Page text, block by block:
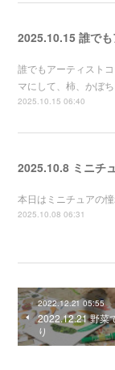
2025.10.15 誰で
誰でもアーティスト
マにして、柿、かぼ
2025.10.15 06:40
2025.10.8 ミニチ
本日はミニチュアの
2025.10.08 06:31
2022.12.21 05:55
2022.12.21 野菜
り